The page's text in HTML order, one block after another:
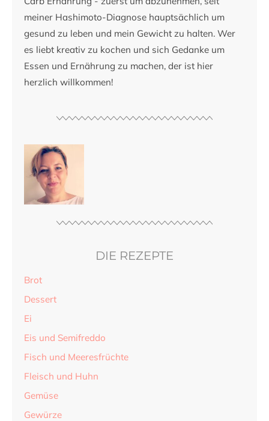
meiner Hashimoto-Diagnose hauptsächlich um
gesund zu leben und mein Gewicht zu halten. Wer
es liebt kreativ zu kochen und sich Gedanke um
Essen und Ernährung zu machen, der ist hier
herzlich willkommen!
DIE REZEPTE
Brot
Dessert
Ei
Eis und Semifreddo
Fisch und Meeresfrüchte
Fleisch und Huhn
Gemüse
Gewürze